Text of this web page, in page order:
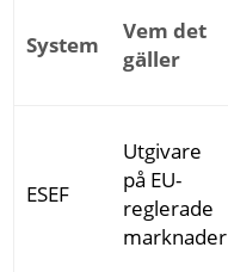
System
Vem det
gäller
ESEF
Utgivare
på EU-
reglerade
marknader